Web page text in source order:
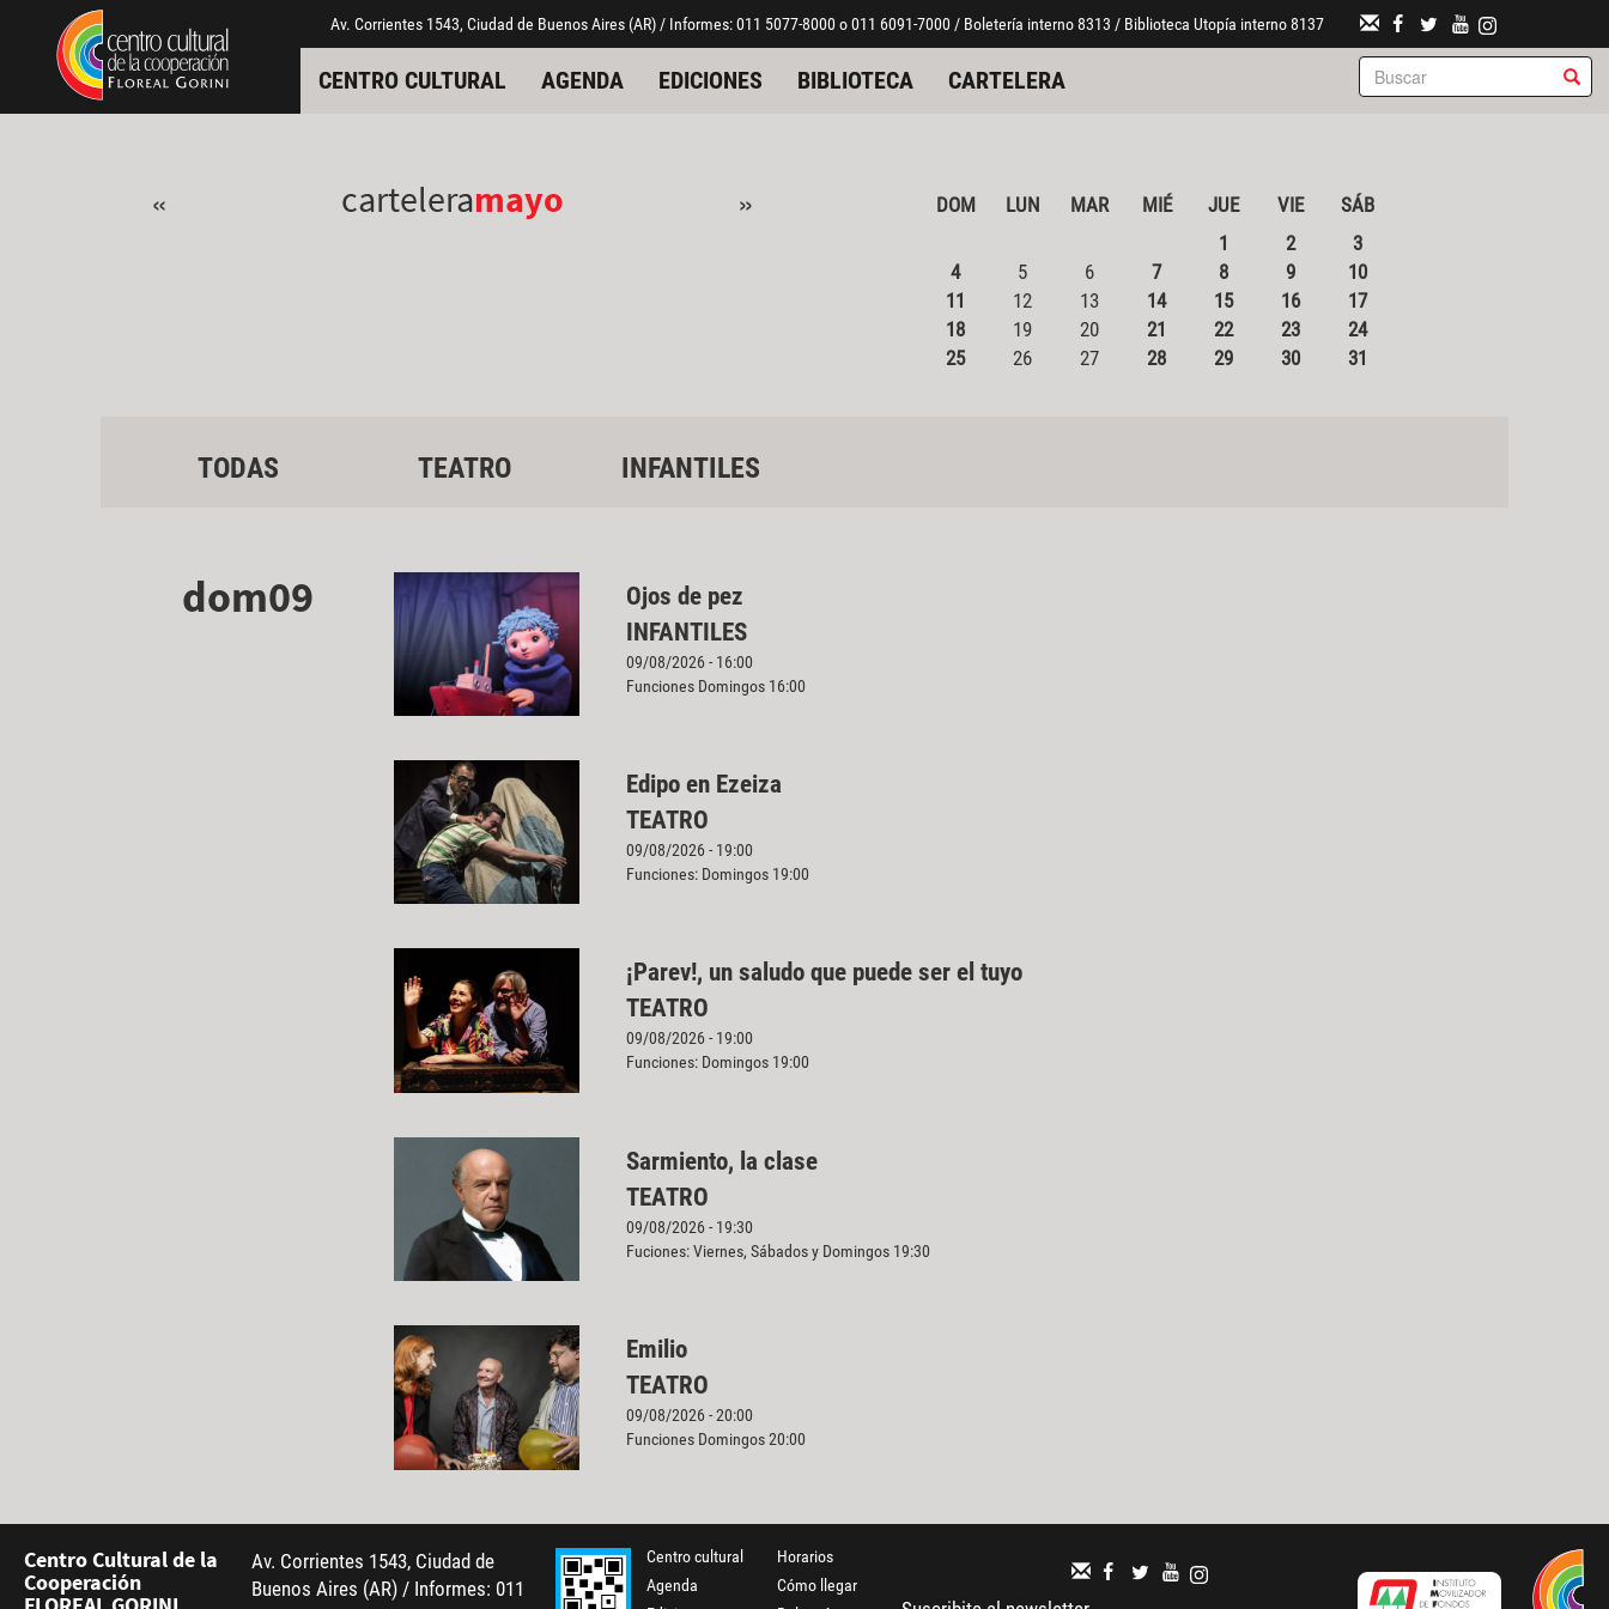
Pasar al contenido principal
Jump to main content Av. Corrientes 1543, Ciudad de Buenos Aires (AR) / Informes: 011 5077-8000 o 011 6091-7000 / Boletería interno 8313 / Biblioteca Utopía interno 8137
CENTRO CULTURAL AGENDA EDICIONES BIBLIOTECA CARTELERA
« carteleramayo » DOM LUN MAR MIÉ JUE VIE
SÁB
1
2
3
4
5 6 7 8 9
10
11
12 13 14 15 16
17
18
19 20 21 22 23
24
25
26 27 28 29 30 31
TODAS TEATRO INFANTILES
dom09
Ojos de pez
INFANTILES
09/08/2026 - 16:00
Funciones Domingos 16:00
Edipo en Ezeiza
TEATRO
09/08/2026 - 19:00
Funciones: Domingos 19:00
¡Parev!, un saludo que puede ser el tuyo
TEATRO
09/08/2026 - 19:00
Funciones: Domingos 19:00
Sarmiento, la clase
TEATRO
09/08/2026 - 19:30
Fuciones: Viernes, Sábados y Domingos 19:30
Emilio
TEATRO
09/08/2026 - 20:00
Funciones Domingos 20:00
Centro Cultural de la
Cooperación
Av. Corrientes 1543, Ciudad de
Buenos Aires (AR) / Informes: 011
Centro cultural
Agenda
Horarios
Cómo llegar